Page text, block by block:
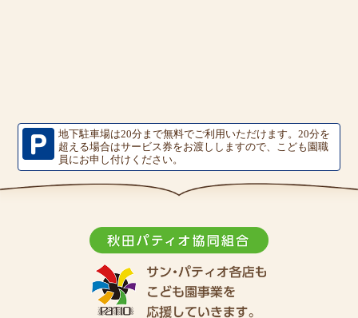
地下駐車場は20分まで無料でご利用いただけます。20分を
超える場合はサービス券をお渡ししますので、こども園職
員にお申し付けください。